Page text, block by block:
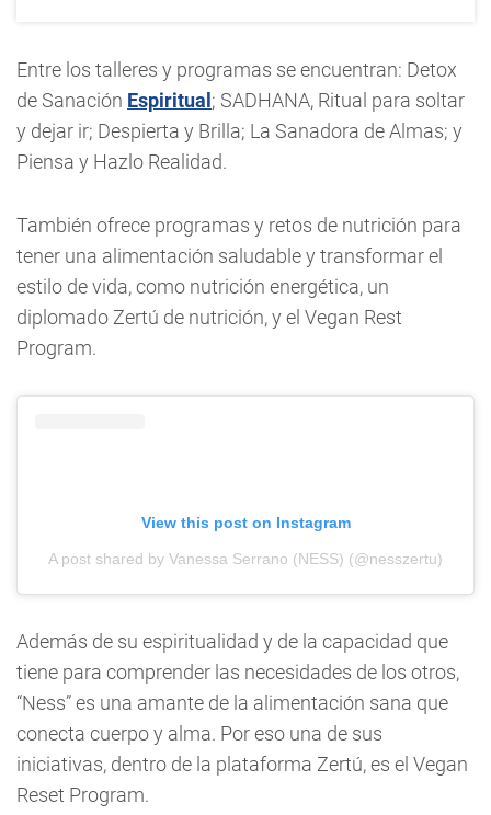
Entre los talleres y programas se encuentran: Detox
de Sanación Espiritual ; SADHANA, Ritual para soltar
y dejar ir; Despierta y Brilla; La Sanadora de Almas; y
Piensa y Hazlo Realidad.
También ofrece programas y retos de nutrición para
tener una alimentación saludable y transformar el
estilo de vida, como nutrición energética, un
diplomado Zertú de nutrición, y el Vegan Rest
Program.
View this post on Instagram
A post shared by Vanessa Serrano (NESS) (@nesszertu)
Además de su espiritualidad y de la capacidad que
tiene para comprender las necesidades de los otros,
“Ness” es una amante de la alimentación sana que
conecta cuerpo y alma. Por eso una de sus
iniciativas, dentro de la plataforma Zertú, es el Vegan
Reset Program.